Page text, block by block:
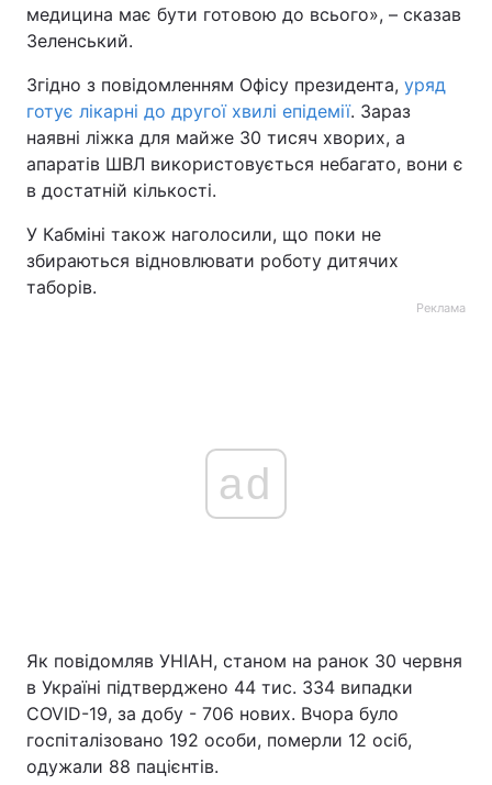
медицина має бути готовою до всього», – сказав
Зеленський.
Згідно з повідомленням Офісу президента, уряд
готує лікарні до другої хвилі епідемії. Зараз
наявні ліжка для майже 30 тисяч хворих, а
апаратів ШВЛ використовується небагато, вони є
в достатній кількості.
У Кабміні також наголосили, що поки не
збираються відновлювати роботу дитячих
таборів.
Реклама
ad
Як повідомляв УНІАН, станом на ранок 30 червня
в Україні підтверджено 44 тис. 334 випадки
COVID-19, за добу - 706 нових. Вчора було
госпіталізовано 192 особи, померли 12 осіб,
одужали 88 пацієнтів.